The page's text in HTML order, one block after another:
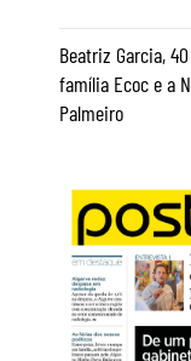
Beatriz Garcia,
família Ecoc e a
Palmeiro